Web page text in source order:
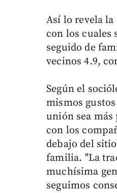
Así lo revela
con los cuales
seguido de
vecinos 4.9,
Según el
mismos
unión sea
con los
debajo del
familia. "La
muchísima
seguimos